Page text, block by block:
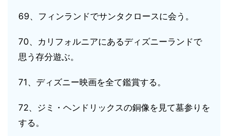
69、フィンランドでサンタクロースに会う。
70、カリフォルニアにあるディズニーランドで
思う存分遊ぶ。
71、ディズニー映画を全て鑑賞する。
72、ジミ・ヘンドリックスの銅像を見て墓参りを
する。